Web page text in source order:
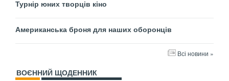
Турнір юних творців кіно
Американська броня для наших оборонців
Всі новини »
ВОЄННИЙ ЩОДЕННИК